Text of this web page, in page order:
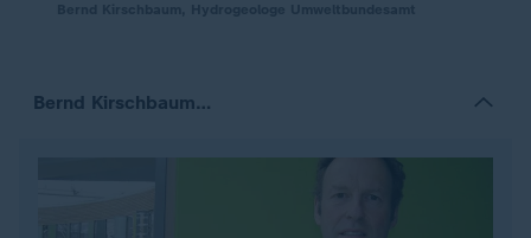
Bernd Kirschbaum…